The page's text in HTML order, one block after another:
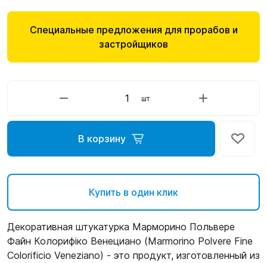
Специальные предложения для прорабов и
застройщиков
шт
В корзину
Купить в один клик
Декоративная штукатурка Марморино Польвере
Файн Колорифіко Венециано (Marmorino Polvere Fine
Colorificio Veneziano) - это продукт, изготовленный из